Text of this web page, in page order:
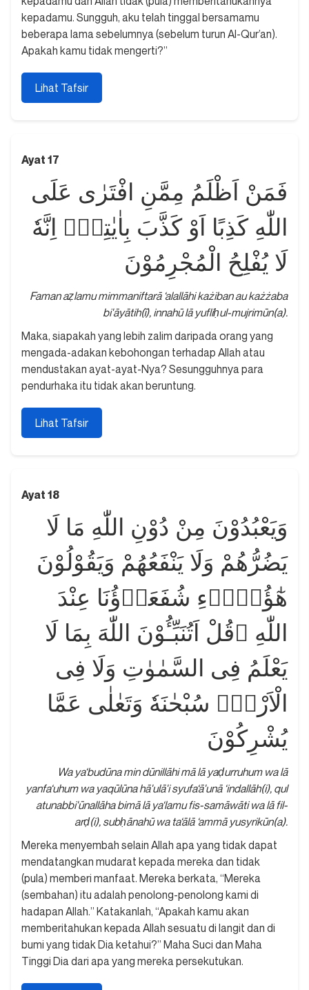
kepadamu. Sungguh, aku telah tinggal bersamamu
beberapa lama sebelumnya (sebelum turun Al-Qur’an).
Apakah kamu tidak mengerti?”
Lihat Tafsir
Ayat 17
فَمَنْ اَظْلَمُ مِمَّنِ افْتَرٰى عَلَى
اللّٰهِ كَذِبًا اَوْ كَذَّبَ بِاٰيٰتِهٖۗ اِنَّهٗ
لَا يُفْلِحُ الْمُجْرِمُوْنَ
Faman aẓlamu mimmaniftarā ‘alallāhi każiban au każżaba
bi'āyātih(ī), innahū lā yufliḥul-mujrimūn(a).
Maka, siapakah yang lebih zalim daripada orang yang
mengada-adakan kebohongan terhadap Allah atau
mendustakan ayat-ayat-Nya? Sesungguhnya para
pendurhaka itu tidak akan beruntung.
Lihat Tafsir
Ayat 18
وَيَعْبُدُوْنَ مِنْ دُوْنِ اللّٰهِ مَا لَا
يَضُرُّهُمْ وَلَا يَنْفَعُهُمْ وَيَقُوْلُوْنَ
هٰٓؤُلَاۤءِ شُفَعَاۤؤُنَا عِنْدَ
اللّٰهِ ۗقُلْ اَتُنَبِّـُٔوْنَ اللّٰهَ بِمَا لَا
يَعْلَمُ فِى السَّمٰوٰتِ وَلَا فِى
الْاَرْضِۗ سُبْحٰنَهٗ وَتَعٰلٰى عَمَّا
يُشْرِكُوْنَ
Wa ya‘budūna min dūnillāhi mā lā yaḍurruhum wa lā
yanfa‘uhum wa yaqūlūna hā'ulā'i syufa‘ā'unā ‘indallāh(i), qul
atunabbi'ūnallāha bimā lā ya‘lamu fis-samāwāti wa lā fil-
arḍ(i), subḥānahū wa ta‘ālā ‘ammā yusyrikūn(a).
Mereka menyembah selain Allah apa yang tidak dapat
mendatangkan mudarat kepada mereka dan tidak
(pula) memberi manfaat. Mereka berkata, “Mereka
(sembahan) itu adalah penolong-penolong kami di
hadapan Allah.” Katakanlah, “Apakah kamu akan
memberitahukan kepada Allah sesuatu di langit dan di
bumi yang tidak Dia ketahui?” Maha Suci dan Maha
Tinggi Dia dari apa yang mereka persekutukan.